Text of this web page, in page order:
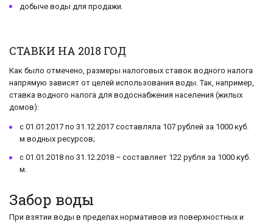
добыче воды для продажи.
СТАВКИ НА 2018 ГОД
Как было отмечено, размеры налоговых ставок водного налога
напрямую зависят от целей использования воды. Так, например,
ставка водного налога для водоснабжения населения (жилых
домов):
с 01.01.2017 по 31.12.2017 составляла 107 рублей за 1000 куб.
м водных ресурсов;
с 01.01.2018 по 31.12.2018 – составляет 122 рубля за 1000 куб.
м.
Забор воды
При взятии воды в пределах нормативов из поверхностных и